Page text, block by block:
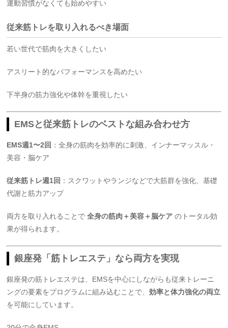
運動習慣がなくても始めやすい
従来筋トレを取り入れるべき場面
若い世代で筋肉を大きくしたい
アスリート的なパフォーマンスを高めたい
下半身の筋力強化や体幹を重視したい
EMSと従来筋トレのベストな組み合わせ方
EMS週1〜2回 ：全身の筋肉を効率的に刺激、インナーマッスル・
美容・脳ケア
従来筋トレ週1回 ：スクワットやランジなどで大筋群を強化、基礎
代謝と筋力アップ
両方を取り入れることで全身の筋肉＋美容＋脳ケア のトータル効
果が得られます。
銀座発「筋トレエステ」なら両方を実現
銀座発の筋トレエステは、EMSを中心にしながらも従来トレーニ
ングの要素をプログラムに組み込むことで、効率と体力強化の両立
を可能にしています。